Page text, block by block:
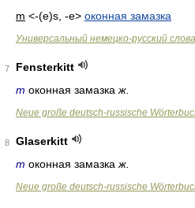
m <-(e)s, -e> оконная замазка
Универсальный немецко-русский
7
Fensterkitt
m оконная замазка ж.
Neue große deutsch-russische
8
Glaserkitt
m оконная замазка ж.
Neue große deutsch-russische